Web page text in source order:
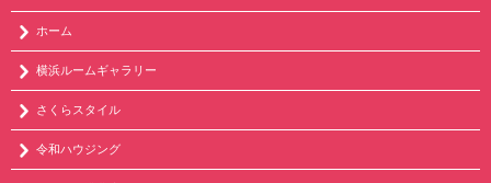
ホーム
横浜ルームギャラリー
さくらスタイル
令和ハウジング